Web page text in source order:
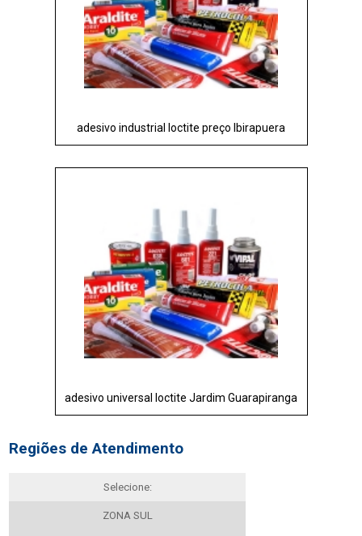
adesivo industrial loctite preço Ibirapuera
adesivo universal loctite Jardim Guarapiranga
Regiões de Atendimento
Selecione:
ZONA SUL